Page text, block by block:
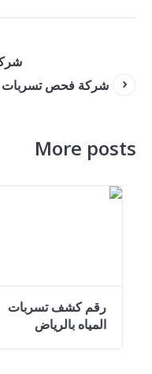
شركة فحص تسربات
More posts
كشف تسربات المياه
شمال الرياض